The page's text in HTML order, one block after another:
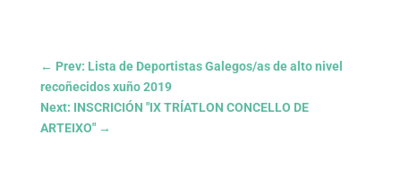
← Prev: Lista de Deportistas Galegos/as de alto nivel
recoñecidos xuño 2019
Next: INSCRICIÓN "IX TRÍATLON CONCELLO DE
ARTEIXO"→